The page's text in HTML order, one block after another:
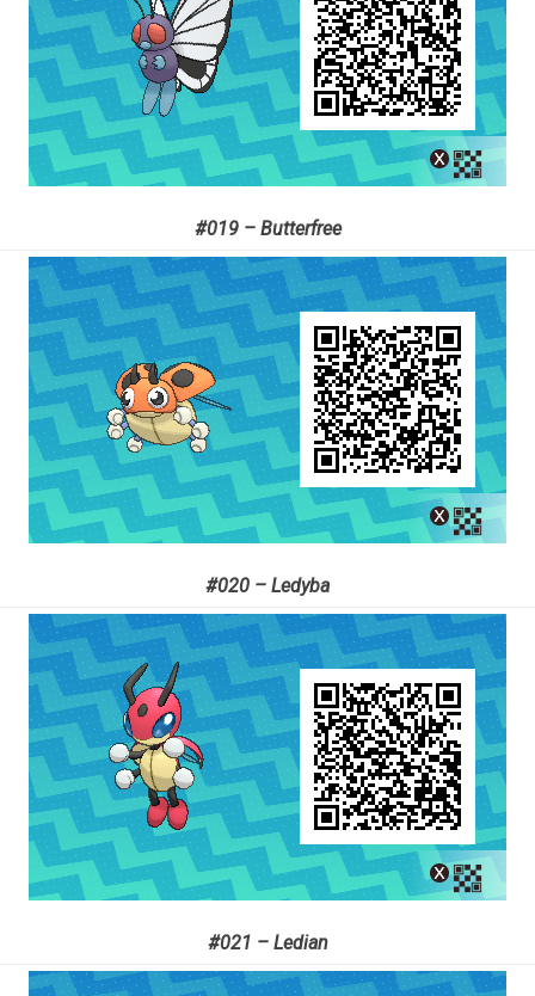
#019 – Butterfree
#020 – Ledyba
#021 – Ledian